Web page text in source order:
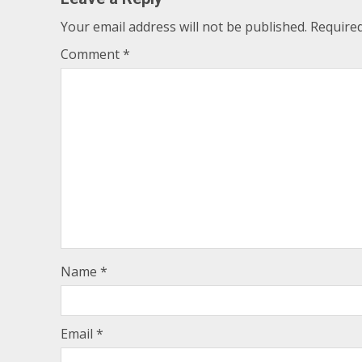
Your email address will not be published.
Comment*
Name *
Email *